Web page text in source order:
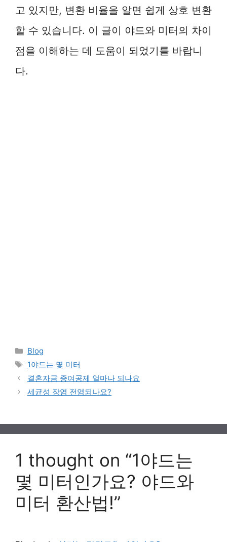
고 있지만, 변환 비율을 알면 쉽게 상호 변환
할 수 있습니다. 이 글이 야드와 미터의 차이
점을 이해하는 데 도움이 되었기를 바랍니
다.
Categories
Blog
Tags
1야드는 몇 미터
결혼자금 증여공제 얼마나 되나요
세균성 장염 전염되나요?
1 thought on “1야드는
몇 미터인가요? 야드와
미터 환산법!”